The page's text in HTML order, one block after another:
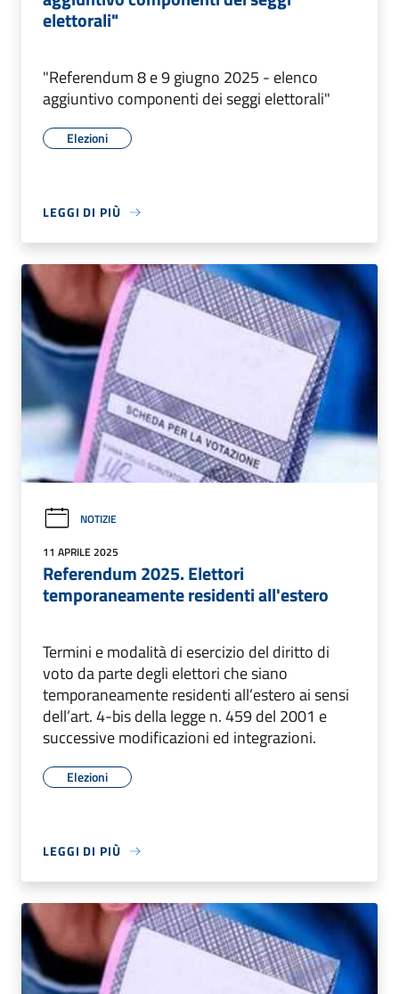
elettorali"
"Referendum 8 e 9 giugno 2025 - elenco
aggiuntivo componenti dei seggi elettorali"
Elezioni
LEGGI DI PIÙ
NOTIZIE
11 APRILE 2025
Referendum 2025. Elettori
temporaneamente residenti all'estero
Termini e modalità di esercizio del diritto di
voto da parte degli elettori che siano
temporaneamente residenti all’estero ai sensi
dell’art. 4-bis della legge n. 459 del 2001 e
successive modificazioni ed integrazioni.
Elezioni
LEGGI DI PIÙ